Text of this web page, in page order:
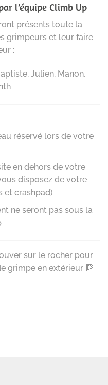
l’équipe Climb Up
présents toute la
grimpeurs et leur faire
:
Julien, Manon,
réservé lors de votre
en dehors de votre
disposez de votre
et crashpad)
ne seront pas sous la
sur le rocher pour
grimpe en extérieur 🧗